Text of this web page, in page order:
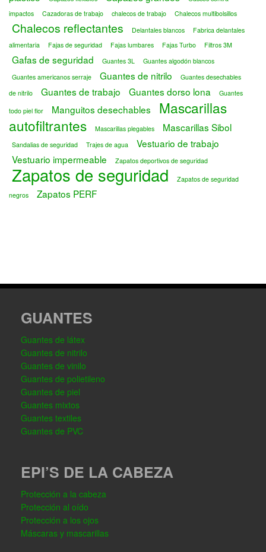
impactos
Cazadoras de trabajo chalecos de trabajo Chalecos multibolsillos
Chalecos reflectantes Delantales blancos
Fabrica delantales
alimentaria
Fajas de seguridad Fajas lumbares Fajas Turbo Filtros 3M
Gafas de seguridad Guantes 3L
Guantes algodón blancos
Guantes americanos serraje
Guantes de nitrilo
Guantes desechables
de nitrilo
Guantes de trabajo Guantes dorso lona
Guantes
todo piel flor
Manguitos desechables
Mascarillas
autofiltrantes
Mascarillas plegables Mascarillas Sibol
Sandalias de seguridad Trajes de agua
Vestuario de trabajo
Vestuario impermeable
Zapatos deportivos de seguridad
Zapatos de seguridad
Zapatos de seguridad
negros
Zapatos PERF
GUANTES
Guantes de látex
Guantes de nitrilo
Guantes de vinilo
Guantes de polietileno
Guantes de piel
Guantes mixtos
Guantes textiles
Guantes de PVC
EPI’S DE LA CABEZA
Protección a la cabeza
Protección al oído
Protección a los ojos
Máscaras y mascarillas